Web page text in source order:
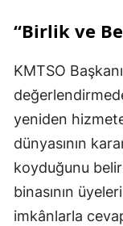
“Birlik ve
KMTSO
yeniden
dünyasının
koyduğunu
binasının
imkânlarla